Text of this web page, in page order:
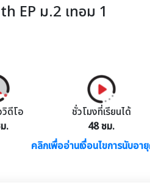
EP ม.2 เทอม 1
วิดีโอ
.
ชั่วโมงที่เรียนได้
48 ชม.
คลิกเพื่ออ่านเงื่อนไขการนับอา